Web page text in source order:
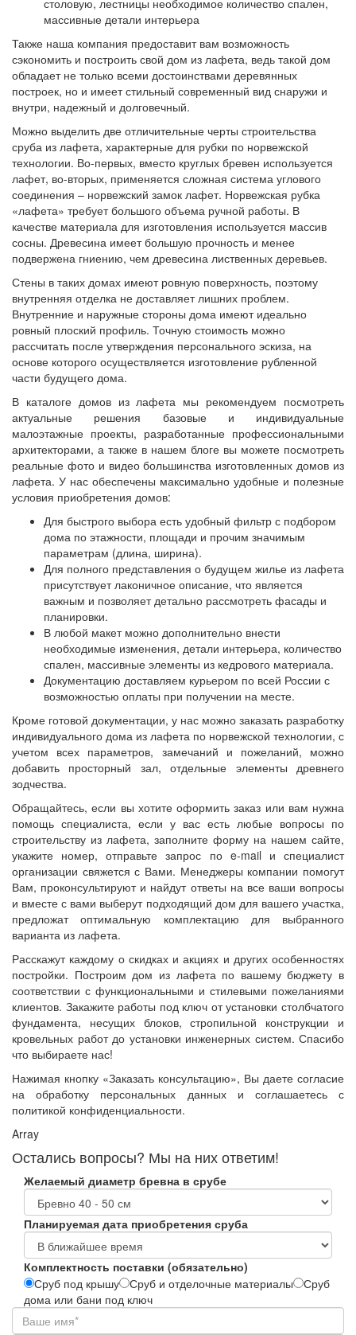
столовую, лестницы необходимое количество спален,
массивные детали интерьера
Также наша компания предоставит вам возможность
сэкономить и построить свой дом из лафета, ведь такой дом
обладает не только всеми достоинствами деревянных
построек, но и имеет стильный современный вид снаружи и
внутри, надежный и долговечный.
Можно выделить две отличительные черты строительства
сруба из лафета, характерные для рубки по норвежской
технологии. Во-первых, вместо круглых бревен используется
лафет, во-вторых, применяется сложная система углового
соединения – норвежский замок лафет. Норвежская рубка
«лафета» требует большого объема ручной работы. В
качестве материала для изготовления используется массив
сосны. Древесина имеет большую прочность и менее
подвержена гниению, чем древесина лиственных деревьев.
Стены в таких домах имеют ровную поверхность, поэтому
внутренняя отделка не доставляет лишних проблем.
Внутренние и наружные стороны дома имеют идеально
ровный плоский профиль. Точную стоимость можно
рассчитать после утверждения персонального эскиза, на
основе которого осуществляется изготовление рубленной
части будущего дома.
В каталоге домов из лафета мы рекомендуем посмотреть
актуальные решения базовые и индивидуальные
малоэтажные проекты, разработанные профессиональными
архитекторами, а также в нашем блоге вы можете посмотреть
реальные фото и видео большинства изготовленных домов из
лафета. У нас обеспечены максимально удобные и полезные
условия приобретения домов:
Для быстрого выбора есть удобный фильтр с подбором
дома по этажности, площади и прочим значимым
параметрам (длина, ширина).
Для полного представления о будущем жилье из лафета
присутствует лаконичное описание, что является
важным и позволяет детально рассмотреть фасады и
планировки.
В любой макет можно дополнительно внести
необходимые изменения, детали интерьера, количество
спален, массивные элементы из кедрового материала.
Документацию доставляем курьером по всей России с
возможностью оплаты при получении на месте.
Кроме готовой документации, у нас можно заказать разработку
индивидуального дома из лафета по норвежской технологии, с
учетом всех параметров, замечаний и пожеланий, можно
добавить просторный зал, отдельные элементы древнего
зодчества.
Обращайтесь, если вы хотите оформить заказ или вам нужна
помощь специалиста, если у вас есть любые вопросы по
строительству из лафета, заполните форму на нашем сайте,
укажите номер, отправьте запрос по e-mail и специалист
организации свяжется с Вами. Менеджеры компании помогут
Вам, проконсультируют и найдут ответы на все ваши вопросы
и вместе с вами выберут подходящий дом для вашего участка,
предложат оптимальную комплектацию для выбранного
варианта из лафета.
Расскажут каждому о скидках и акциях и других особенностях
постройки. Построим дом из лафета по вашему бюджету в
соответствии с функциональными и стилевыми пожеланиями
клиентов. Закажите работы под ключ от установки столбчатого
фундамента, несущих блоков, стропильной конструкции и
кровельных работ до установки инженерных систем. Спасибо
что выбираете нас!
Нажимая кнопку «Заказать консультацию», Вы даете согласие
на обработку персональных данных и соглашаетесь с
политикой конфиденциальности.
Array
Остались вопросы? Мы на них ответим!
Желаемый диаметр бревна в срубе
Планируемая дата приобретения сруба
Комплектность поставки (обязательно)
Сруб под крышу
Сруб и отделочные материалы
Сруб
дома или бани под ключ